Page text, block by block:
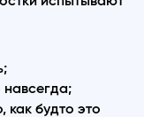
навсегда;
как будто это